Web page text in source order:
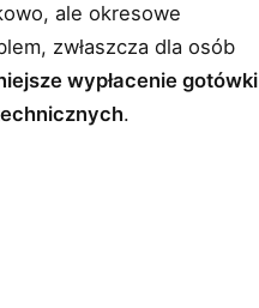
ale okresowe
zwłaszcza dla osób
wypłacenie gotówki
.